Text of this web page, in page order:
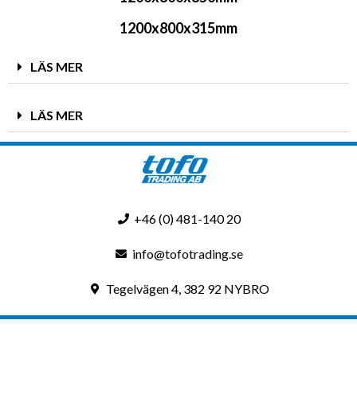
1200x800x315mm
LÄS MER
LÄS MER
+46 (0) 481-140 20
info@tofotrading.se
Tegelvägen 4, 382 92 NYBRO